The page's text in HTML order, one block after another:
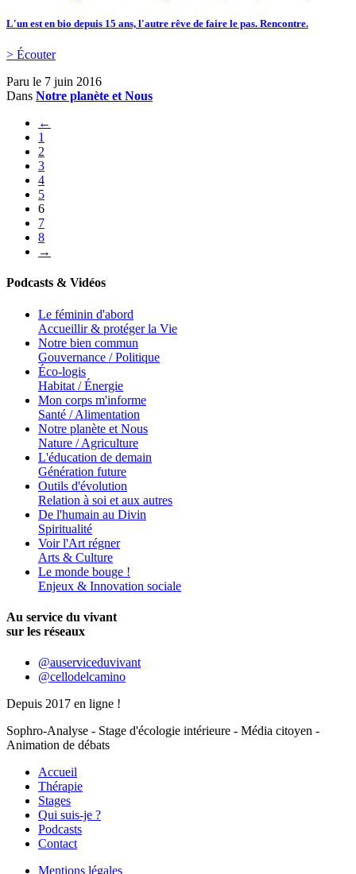
L'un est en bio depuis 15 ans, l'autre rêve de faire le pas. Rencontre.
> Écouter
Paru le 7 juin 2016
Dans Notre planète et Nous
←
1
2
3
4
5
6
7
8
→
Podcasts & Vidéos
Le féminin d'abord
Accueillir & protéger la Vie
Notre bien commun
Gouvernance / Politique
Éco-logis
Habitat / Énergie
Mon corps m'informe
Santé / Alimentation
Notre planète et Nous
Nature / Agriculture
L'éducation de demain
Génération future
Outils d'évolution
Relation à soi et aux autres
De l'humain au Divin
Spiritualité
Voir l'Art régner
Arts & Culture
Le monde bouge !
Enjeux & Innovation sociale
Au service du vivant
sur les réseaux
@auserviceduvivant
@cellodelcamino
Depuis 2017 en ligne !
Sophro-Analyse - Stage d'écologie intérieure - Média citoyen -
Animation de débats
Accueil
Thérapie
Stages
Qui suis-je ?
Podcasts
Contact
Mentions légales